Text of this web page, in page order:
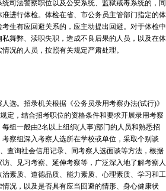
司法警察职位以及公安系统、监狱戒毒系统的，同
进行体检。体检在省、市公务员主管部门指定的体
生有应回避关系的，应主动提出回避。对于体检中
舞弊、渎职失职，造成不良后果的人员，以及在体
况的人员，按照有关规定严肃处理。
。招录机关根据《公务员录用考察办法(试行)》
定，结合招考职位的资格条件和要求开展录用考察
组一般由2名以上组织(人事)部门的人员和熟悉招
察组深入考察人选所在学校或单位，采取个别谈
查询社会信用记录、同考察人选面谈等方法，根据
、见习考察、延伸考察等，广泛深入地了解考察人
素质、道德品质、能力素质、心理素质、学习和工
况，以及是否具有应当回避的情形、身心健康状